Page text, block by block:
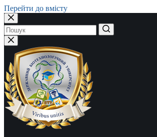
Перейти до вмісту
Немає
результатів